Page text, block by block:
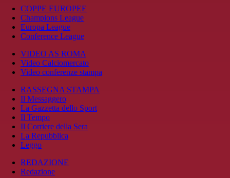
COPPE EUROPEE
Champions League
Europa League
Conference League
VIDEO AS ROMA
Video Calciomercato
Video conferenze stampa
RASSEGNA STAMPA
Il Messaggero
La Gazzetta dello Sport
Il Tempo
Il Corriere della Sera
La Repubblica
Leggo
REDAZIONE
Redazione